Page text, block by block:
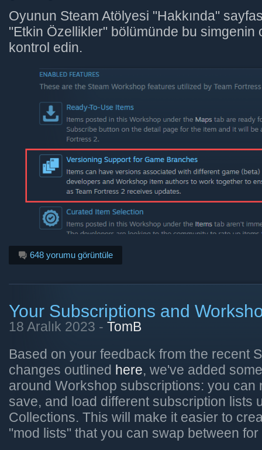
Oyunun Steam Atölyesi "Hakkında"
"Etkin Özellikler" bölümünde bu simgenin
kontrol edin.
648 yorumu görüntüle
Your Subscriptions and
18 Aralık 2023 - TomB
Based on your feedback from the recent
changes outlined here, we've added
around Workshop subscriptions: you can
save, and load different subscription lists
Collections. This will make it easier to
"mod lists" that you can swap between